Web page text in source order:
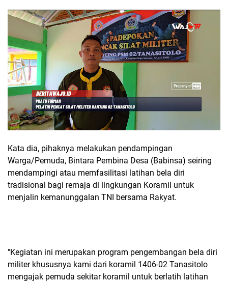
Kata dia, pihaknya melakukan pendampingan
Warga/Pemuda, Bintara Pembina Desa (Babinsa) seiring
mendampingi atau memfasilitasi latihan bela diri
tradisional bagi remaja di lingkungan Koramil untuk
menjalin kemanunggalan TNI bersama Rakyat.
"Kegiatan ini merupakan program pengembangan bela diri
militer khususnya kami dari koramil 1406-02 Tanasitolo
mengajak pemuda sekitar koramil untuk berlatih latihan